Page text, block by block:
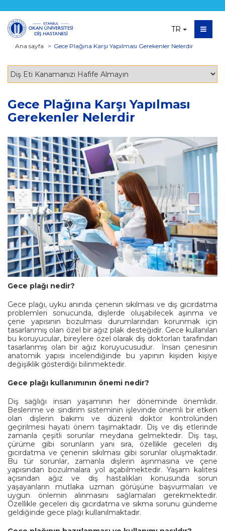
TR
Ana sayfa Gece Plağına Karşı Yapılması Gerekenler Nelerdir
Gece Plağına Karşı Yapılması
Gerekenler Nelerdir
Gece plağı nedir?
Gece plağı, uyku anında çenenin sıkılması ve diş gıcırdatma
problemleri sonucunda, dişlerde oluşabilecek aşınma ve
çene yapısının bozulması durumlarından korunmak için
tasarlanmış olan özel bir ağız plak desteğidir. Gece kullanılan
bu koruyucular, bireylere özel olarak diş doktorları tarafından
tasarlanmış olan bir ağız koruyucusudur. İnsan çenesinin
anatomik yapısı incelendiğinde bu yapının kişiden kişiye
değişiklik gösterdiği bilinmektedir.
Gece plağı kullanımının önemi nedir?
Diş sağlığı insan yaşamının her döneminde önemlidir.
Beslenme ve sindirim sisteminin işlevinde önemli bir etken
olan dişlerin bakımı ve düzenli doktor kontrolünden
geçirilmesi hayati önem taşımaktadır. Diş ve diş etlerinde
zamanla çeşitli sorunlar meydana gelmektedir. Diş taşı,
çürüme gibi sorunların yanı sıra, özellikle geceleri diş
gıcırdatma ve çenenin sıkılması gibi sorunlar oluşmaktadır.
Bu tür sorunlar, zamanla dişlerin aşınmasına ve çene
yapısından bozulmalara yol açabilmektedir. Yaşam kalitesi
açısından ağız ve diş hastalıkları konusunda sorun
yaşayanların mutlaka uzman görüşüne başvurmaları ve
uygun önlemin alınmasını sağlamaları gerekmektedir.
Özellikle geceleri diş gıcırdatma ve sıkma sorunu gündeme
geldiğinde gece plağı kullanılmaktadır.